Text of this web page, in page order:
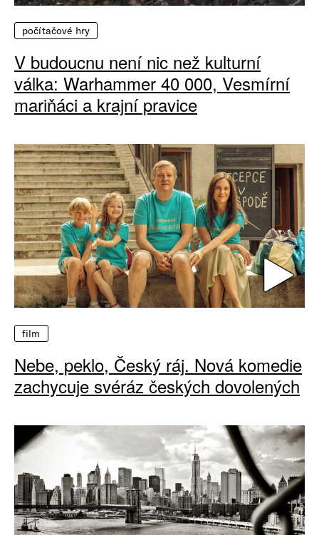
počítačové hry
V budoucnu není nic než kulturní
válka: Warhammer 40 000, Vesmírní
mariňáci a krajní pravice
film
Nebe, peklo, Český ráj. Nová komedie
zachycuje svéráz českých dovolených